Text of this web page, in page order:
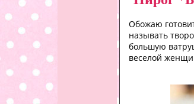
Обожаю
называть
большую
веселой